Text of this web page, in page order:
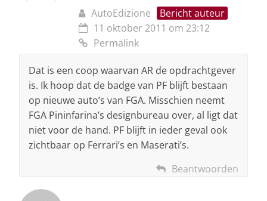
AutoEdizione
Bericht auteur
11 oktober 2011 om 23:12
Permalink
Dat is een coop waarvan AR de opdrachtgever
is. Ik hoop dat de badge van PF blijft bestaan
op nieuwe auto’s van FGA. Misschien neemt
FGA Pininfarina’s designbureau over, al ligt dat
niet voor de hand. PF blijft in ieder geval ook
zichtbaar op Ferrari’s en Maserati’s.
Beantwoorden